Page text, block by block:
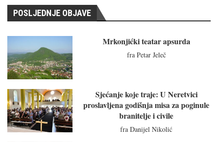
POSLJEDNJE OBJAVE
Mrkonjićki teatar apsurda
fra Petar Jeleč
Sjećanje koje traje: U Neretvici
proslavljena godišnja misa za poginule
branitelje i civile
fra Danijel Nikolić